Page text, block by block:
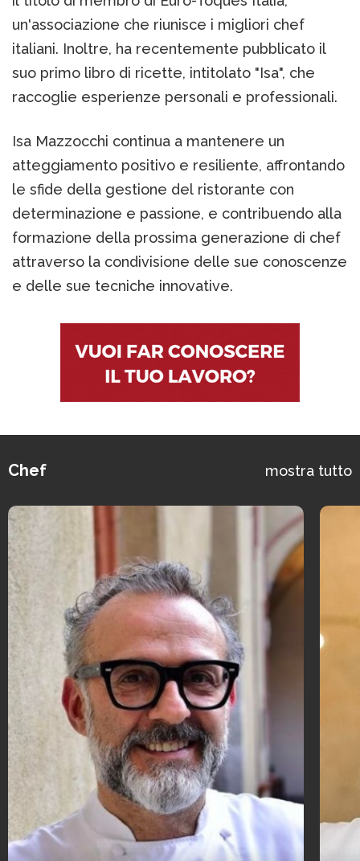
un'associazione che riunisce i migliori chef
italiani. Inoltre, ha recentemente pubblicato il
suo primo libro di ricette, intitolato "Isa", che
raccoglie esperienze personali e professionali​​.
Isa Mazzocchi continua a mantenere un
atteggiamento positivo e resiliente, affrontando
le sfide della gestione del ristorante con
determinazione e passione, e contribuendo alla
formazione della prossima generazione di chef
attraverso la condivisione delle sue conoscenze
e delle sue tecniche innovative​​.
Chef mostra tutto